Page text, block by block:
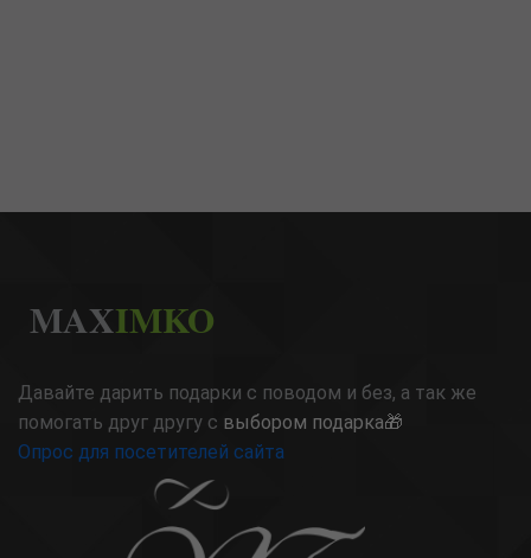
MAXIMKO
Давайте дарить подарки с поводом и без, а так же
помогать друг другу с выбором подарка🎁
Опрос для посетителей сайта